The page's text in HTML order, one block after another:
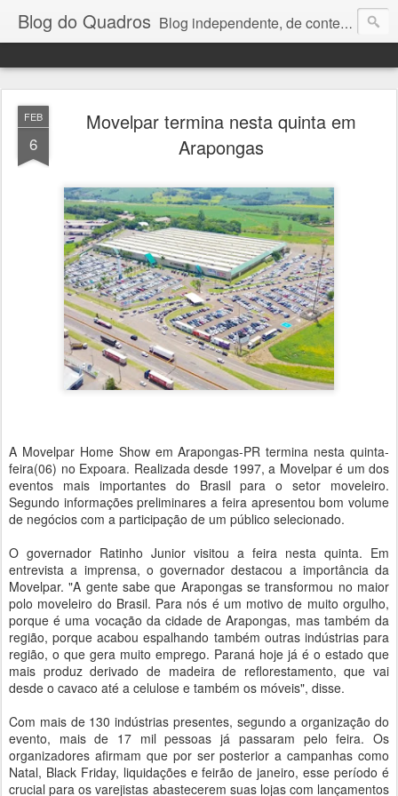
Blog do Quadros Blog independente, de conteúdo noticioso, com foco em economia, negócios, política e atualidades. e-mail do editor: chquadros2@gmail.com
FEB
6
Movelpar termina nesta quinta em
Arapongas
A Movelpar Home Show em Arapongas-PR termina nesta quinta-
feira(06) no Expoara. Realizada desde 1997, a Movelpar é um dos
eventos mais importantes do Brasil para o setor moveleiro.
Segundo informações preliminares a feira apresentou bom volume
de negócios com a participação de um público selecionado.
O governador Ratinho Junior visitou a feira nesta quinta. Em
entrevista a imprensa, o governador destacou a importância da
Movelpar. "A gente sabe que Arapongas se transformou no maior
polo moveleiro do Brasil. Para nós é um motivo de muito orgulho,
porque é uma vocação da cidade de Arapongas, mas também da
região, porque acabou espalhando também outras indústrias para
região, o que gera muito emprego. Paraná hoje já é o estado que
mais produz derivado de madeira de reflorestamento, que vai
desde o cavaco até a celulose e também os móveis", disse.
Com mais de 130 indústrias presentes, segundo a organização do
evento, mais de 17 mil pessoas já passaram pelo feira. Os
organizadores afirmam que por ser posterior a campanhas como
Natal, Black Friday, liquidações e feirão de janeiro, esse período é
crucial para os varejistas abastecerem suas lojas com lançamentos